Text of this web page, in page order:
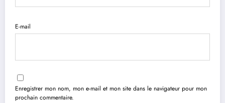
E-mail
Enregistrer mon nom, mon e-mail et mon site dans le navigateur pour mon
prochain commentaire.